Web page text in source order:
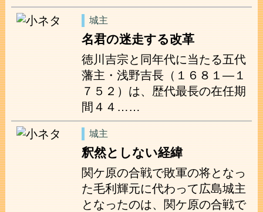
城主
名君の迷走する改革
徳川吉宗と同年代に当たる五代
藩主・浅野吉長（１６８１―１
７５２）は、歴代最長の在任期
間４４……
城主
釈然としない経緯
関ケ原の合戦で敗軍の将となっ
た毛利輝元に代わって広島城主
となったのは、関ケ原の合戦で